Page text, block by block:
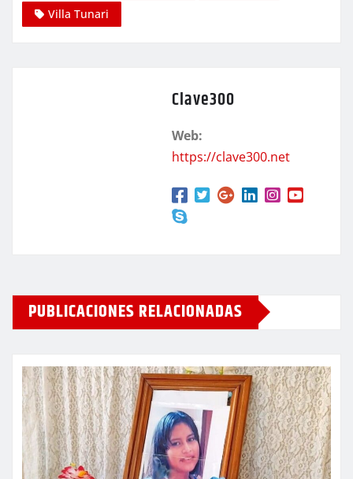
Villa Tunari
Clave300
Web:
https://clave300.net
PUBLICACIONES RELACIONADAS